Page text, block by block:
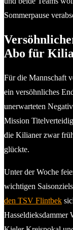
Sommerpause
Abo für Kilia
Für die Mannschaft
ein versöhnliches
unerwarteten
Mission
die Kilianer zwar
glückte.
Unter der Woche
wichtigen
den TSV Flintbek
Hasseldieksdammer